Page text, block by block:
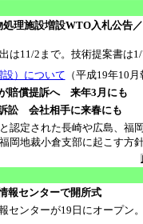
理施設増設WTO入札公告
は11/2まで。技術提案書は
）について （平成19年10
賠償提訴へ 来年3月にも
訟 会社相手に来春にも
認定された長崎や広島、福
岡地裁小倉支部に起こす方
報センターで開所式
センターが19日にオープン